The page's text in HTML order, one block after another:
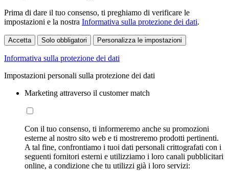
Prima di dare il tuo consenso, ti preghiamo di verificare le
impostazioni e la nostra Informativa sulla protezione dei dati.
Accetta Solo obbligatori Personalizza le impostazioni
Informativa sulla protezione dei dati
Impostazioni personali sulla protezione dei dati
Marketing attraverso il customer match
Con il tuo consenso, ti informeremo anche su promozioni
esterne al nostro sito web e ti mostreremo prodotti pertinenti.
A tal fine, confrontiamo i tuoi dati personali crittografati con i
seguenti fornitori esterni e utilizziamo i loro canali pubblicitari
online, a condizione che tu utilizzi già i loro servizi: